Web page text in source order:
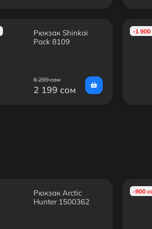
Рюкзак Shinkai
Pack 8109
6 299 сом
2 199 сом
-1 900
Рюкзак Arctic
Hunter 1500362
-900